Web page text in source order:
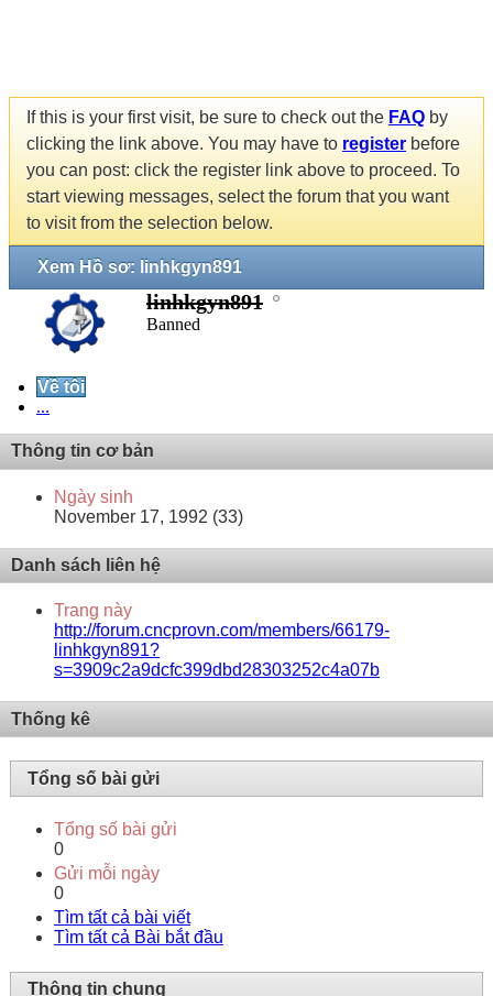
If this is your first visit, be sure to check out the FAQ by
clicking the link above. You may have to register before
you can post: click the register link above to proceed. To
start viewing messages, select the forum that you want
to visit from the selection below.
Xem Hồ sơ: linhkgyn891
linhkgyn891
Banned
Về tôi
...
Thông tin cơ bản
Ngày sinh
November 17, 1992 (33)
Danh sách liên hệ
Trang này
http://forum.cncprovn.com/members/66179-
linhkgyn891?
s=3909c2a9dcfc399dbd28303252c4a07b
Thống kê
Tổng số bài gửi
Tổng số bài gửi
0
Gửi mỗi ngày
0
Tìm tất cả bài viết
Tìm tất cả Bài bắt đầu
Thông tin chung